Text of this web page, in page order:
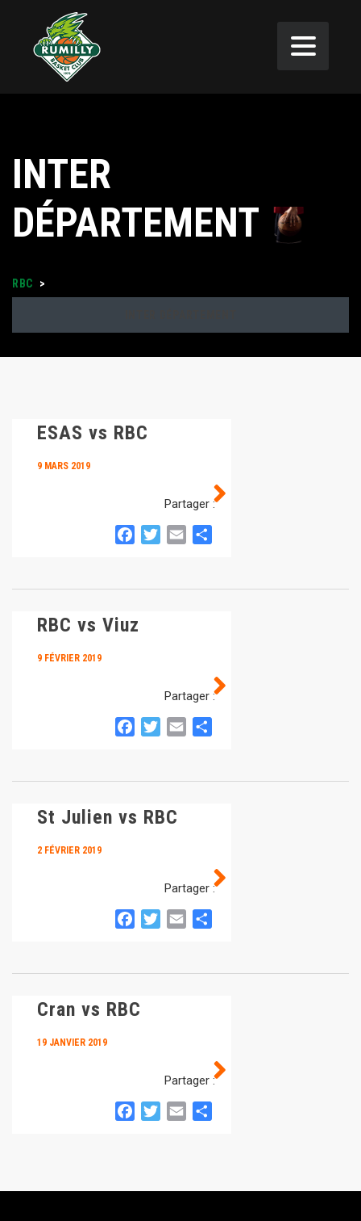
INTER
DÉPARTEMENT
RBC >
ESAS vs RBC
9 MARS 2019
Partager :
FacebookTwitterEmail
RBC vs Viuz
9 FÉVRIER 2019
Partager :
FacebookTwitterEmail
St Julien vs RBC
2 FÉVRIER 2019
Partager :
FacebookTwitterEmail
Cran vs RBC
19 JANVIER 2019
Partager :
FacebookTwitterEmail